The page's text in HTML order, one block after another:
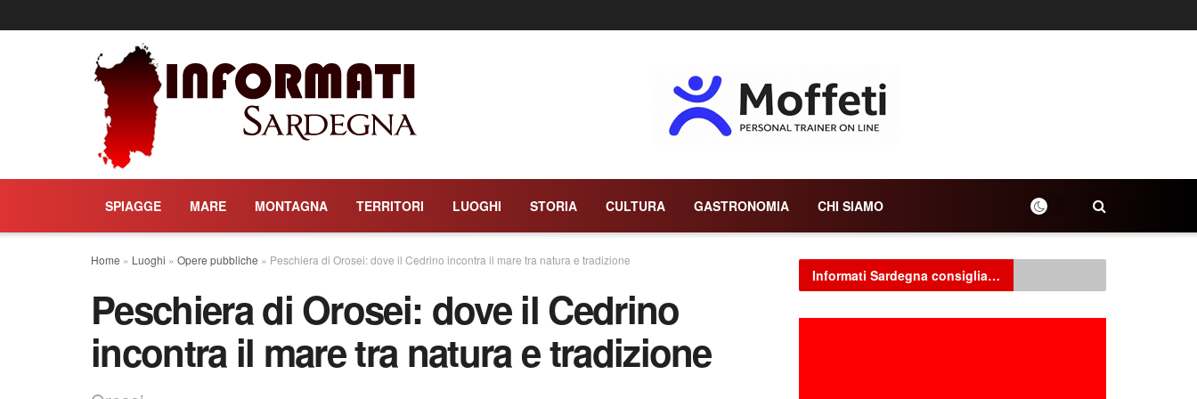
SPIAGGE MARE MONTAGNA TERRITORI LUOGHI STORIA CULTURA GASTRONOMIA CHI SIAMO
Home » Luoghi » Opere pubbliche » Peschiera di Orosei: dove il Cedrino incontra il mare tra natura e tradizione
Peschiera di Orosei: dove il Cedrino
incontra il mare tra natura e tradizione
Informati Sardegna consiglia…